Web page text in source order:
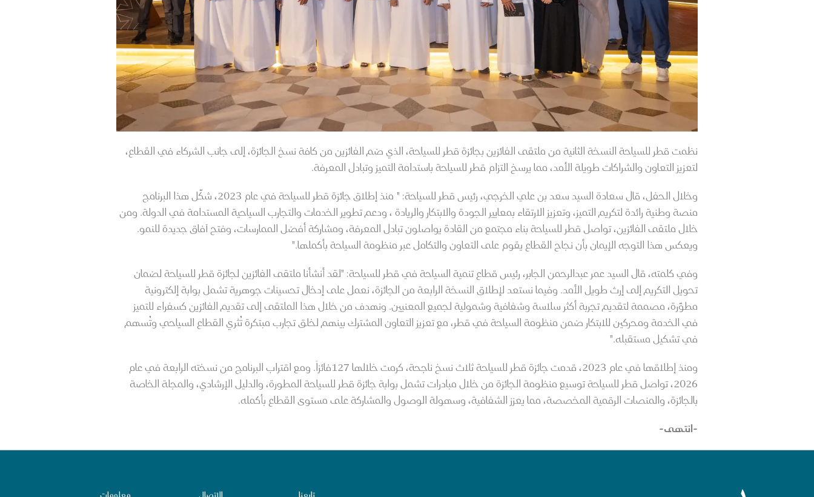
نظمت قطر للسياحة النسخة الثانية من ملتقى الفائزين بجائزة قطر للسياحة، الذي ضم الفائزين من كافة نسخ الجائزة، إلى جانب الشركاء في القطاع،
لتعزيز التعاون والشراكات طويلة الأمد، مما يرسخ التزام قطر للسياحة باستدامة التميز وتبادل المعرفة.
وخلال الحفل، قال سعادة السيد سعد بن علي الخرجي، رئيس قطر للسياحة: " منذ إطلاق جائزة قطر للسياحة في عام 2023، شكّل هذا البرنامج
منصة وطنية رائدة لتكريم التميز، وتعزيز الارتقاء بمعايير الجودة والابتكار والريادة ، ودعم تطوير الخدمات والتجارب السياحية المستدامة في الدولة. ومن
خلال ملتقى الفائزين، تواصل قطر للسياحة بناء مجتمع من القادة يواصلون تبادل المعرفة، ومشاركة أفضل الممارسات، وفتح آفاق جديدة للنمو.
ويعكس هذا التوجه الإيمان بأن نجاح القطاع يقوم على التعاون والتكامل عبر منظومة السياحة بأكملها."
وفي كلمته، قال السيد عمر عبدالرحمن الجابر، رئيس قطاع تنمية السياحة في قطر للسياحة: "لقد أنشأنا ملتقى الفائزين لجائزة قطر للسياحة لضمان
تحويل التكريم إلى إرث طويل الأمد. وفيما نستعد لإطلاق النسخة الرابعة من الجائزة، نعمل على إدخال تحسينات جوهرية تشمل بوابة إلكترونية
مطوّرة، مصممة لتقديم تجربة أكثر سلاسة وشفافية وشمولية لجميع المعنيين. ونهدف من خلال هذا الملتقى إلى تقديم الفائزين كسفراء للتميز
في الخدمة ومحركين للابتكار ضمن منظومة السياحة في قطر، مع تعزيز التعاون المشترك بينهم لخلق تجارب مبتكرة تُثري القطاع السياحي وتُسهم
في تشكيل مستقبله."
ومنذ إطلاقها في عام 2023، قدمت جائزة قطر للسياحة ثلاث نسخ ناجحة، كرمت خلالها 127فائزاً. ومع اقتراب البرنامج من نسخته الرابعة في عام
2026، تواصل قطر للسياحة توسيع منظومة الجائزة من خلال مبادرات تشمل بوابة جائزة قطر للسياحة المطورة، والدليل الإرشادي، والمجلة الخاصة
بالجائزة، والمنصات الرقمية المخصصة، مما يعزز الشفافية، وسهولة الوصول والمشاركة على مستوى القطاع بأكمله.
-انتهى-